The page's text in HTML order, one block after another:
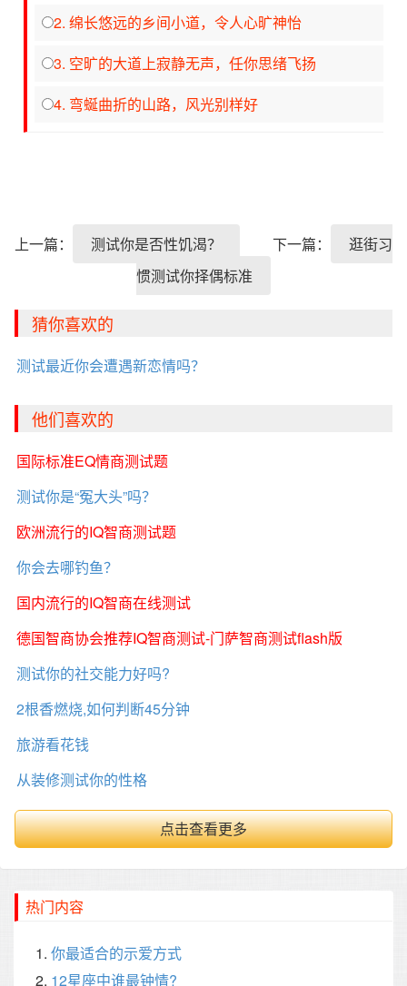
2. 绵长悠远的乡间小道，令人心旷神怡
3. 空旷的大道上寂静无声，任你思绪飞扬
4. 弯蜒曲折的山路，风光别样好
上一篇： 测试你是否性饥渴？ 下一篇：
逛街习
惯测试你择偶标准
猜你喜欢的
测试最近你会遭遇新恋情吗？
他们喜欢的
国际标准EQ情商测试题
测试你是“冤大头”吗？
欧洲流行的IQ智商测试题
你会去哪钓鱼？
国内流行的IQ智商在线测试
德国智商协会推荐IQ智商测试-门萨智商测试flash版
测试你的社交能力好吗?
2根香燃烧,如何判断45分钟
旅游看花钱
从装修测试你的性格
点击查看更多
热门内容
你最适合的示爱方式
12星座中谁最钟情?